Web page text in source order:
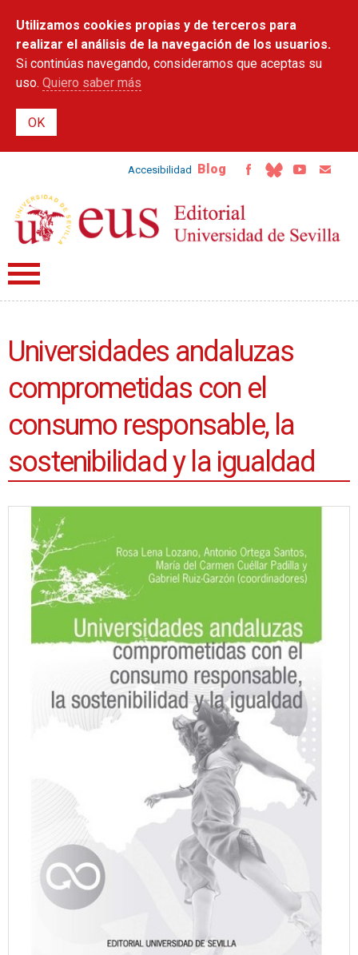
contenido
principal
Utilizamos cookies propias y de terceros para
realizar el análisis de la navegación de los usuarios.
Si continúas navegando, consideramos que aceptas su
uso. Quiero saber más
Accesibilidad Blog
Universidades andaluzas
comprometidas con el
consumo responsable, la
sostenibilidad y la igualdad